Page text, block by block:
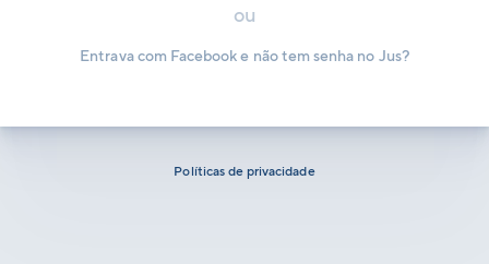
ou
Entrava com Facebook e não tem senha no Jus?
Políticas de privacidade